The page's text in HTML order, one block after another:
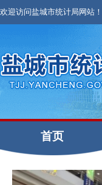
欢迎访问盐城市统计局网站！
首页